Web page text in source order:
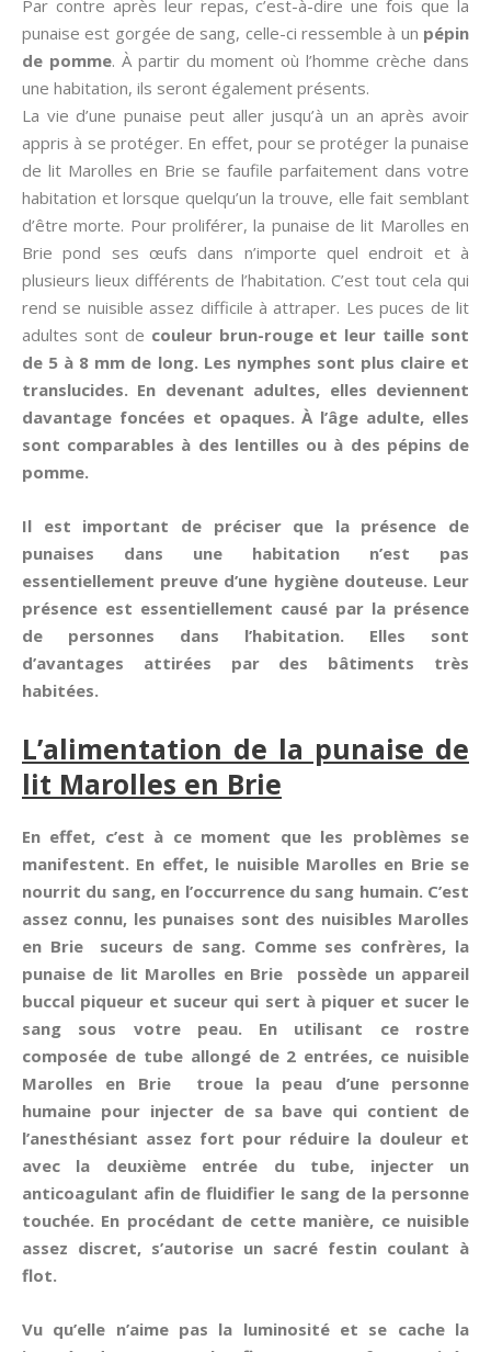
Par contre après leur repas, c’est-à-dire une fois que la
punaise est gorgée de sang, celle-ci ressemble à un pépin
de pomme. À partir du moment où l’homme crèche dans
une habitation, ils seront également présents.
La vie d’une punaise peut aller jusqu’à un an après avoir
appris à se protéger. En effet, pour se protéger la punaise
de lit Marolles en Brie se faufile parfaitement dans votre
habitation et lorsque quelqu’un la trouve, elle fait semblant
d’être morte. Pour proliférer, la punaise de lit Marolles en
Brie pond ses œufs dans n’importe quel endroit et à
plusieurs lieux différents de l’habitation. C’est tout cela qui
rend se nuisible assez difficile à attraper. Les puces de lit
adultes sont de couleur brun-rouge et leur taille sont
de 5 à 8 mm de long. Les nymphes sont plus claire et
translucides. En devenant adultes, elles deviennent
davantage foncées et opaques. À l’âge adulte, elles
sont comparables à des lentilles ou à des pépins de
pomme.
Il est important de préciser que la présence de
punaises dans une habitation n’est pas
essentiellement preuve d’une hygiène douteuse. Leur
présence est essentiellement causé par la présence
de personnes dans l’habitation. Elles sont
d’avantages attirées par des bâtiments très
habitées.
L’alimentation de la punaise de
lit Marolles en Brie
En effet, c’est à ce moment que les problèmes se
manifestent. En effet, le nuisible Marolles en Brie se
nourrit du sang, en l’occurrence du sang humain. C’est
assez connu, les punaises sont des nuisibles Marolles
en Brie suceurs de sang. Comme ses confrères, la
punaise de lit Marolles en Brie possède un appareil
buccal piqueur et suceur qui sert à piquer et sucer le
sang sous votre peau. En utilisant ce rostre
composée de tube allongé de 2 entrées, ce nuisible
Marolles en Brie troue la peau d’une personne
humaine pour injecter de sa bave qui contient de
l’anesthésiant assez fort pour réduire la douleur et
avec la deuxième entrée du tube, injecter un
anticoagulant afin de fluidifier le sang de la personne
touchée. En procédant de cette manière, ce nuisible
assez discret, s’autorise un sacré festin coulant à
flot.
Vu qu’elle n’aime pas la luminosité et se cache la